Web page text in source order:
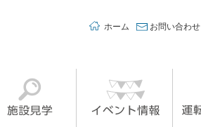
ホーム お問い合わせ